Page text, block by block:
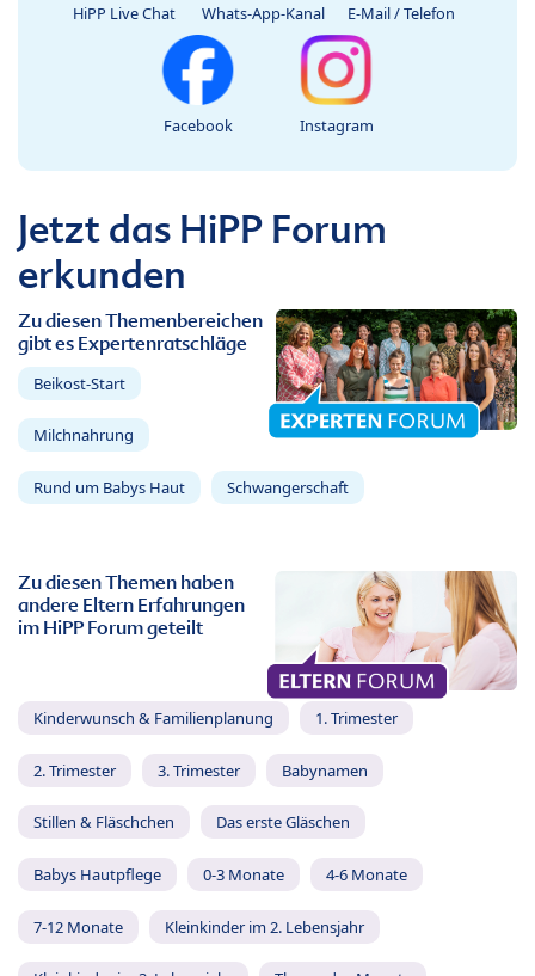
HiPP Live Chat Whats-App-Kanal E-Mail / Telefon
Facebook Instagram
Jetzt das HiPP Forum
erkunden
Zu diesen Themenbereichen
gibt es Expertenratschläge
Beikost-Start
Milchnahrung
Rund um Babys Haut Schwangerschaft
Zu diesen Themen haben
andere Eltern Erfahrungen
im HiPP Forum geteilt
Kinderwunsch & Familienplanung 1. Trimester
2. Trimester 3. Trimester Babynamen
Stillen & Fläschchen Das erste Gläschen
Babys Hautpflege 0-3 Monate 4-6 Monate
7-12 Monate Kleinkinder im 2. Lebensjahr